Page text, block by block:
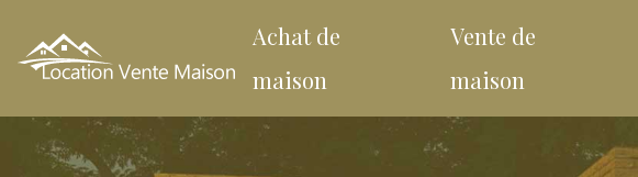
Achat de
maison
Vente de
maison